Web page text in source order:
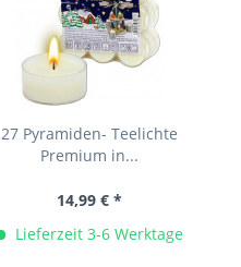
27 Pyramiden- Teelichte
Premium in...
14,99 € *
Lieferzeit 3-6 Werktage